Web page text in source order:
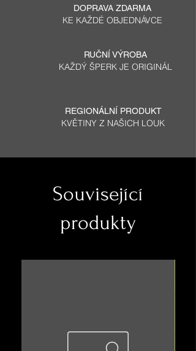
DOPRAVA ZDARMA
KE KAŽDÉ OBJEDNÁVCE
RUČNÍ VÝROBA
KAŽDÝ ŠPERK JE ORIGINÁL
REGIONÁLNÍ PRODUKT
KVĚTINY Z NAŠICH LOUK
Související
produkty